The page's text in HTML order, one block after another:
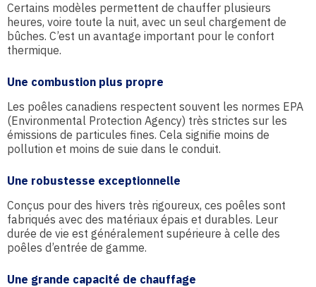
Certains modèles permettent de chauffer plusieurs
heures, voire toute la nuit, avec un seul chargement de
bûches. C’est un avantage important pour le confort
thermique.
Une combustion plus propre
Les poêles canadiens respectent souvent les normes EPA
(Environmental Protection Agency) très strictes sur les
émissions de particules fines. Cela signifie moins de
pollution et moins de suie dans le conduit.
Une robustesse exceptionnelle
Conçus pour des hivers très rigoureux, ces poêles sont
fabriqués avec des matériaux épais et durables. Leur
durée de vie est généralement supérieure à celle des
poêles d’entrée de gamme.
Une grande capacité de chauffage